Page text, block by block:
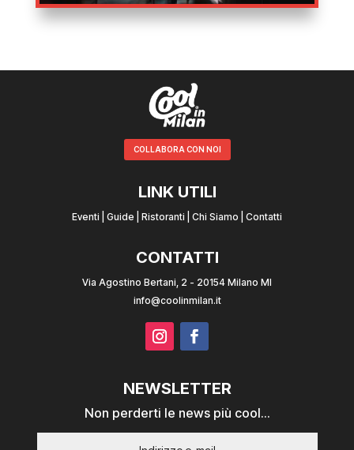
COLLABORA CON NOI
LINK UTILI
Eventi Guide Ristoranti Chi Siamo Contatti
CONTATTI
Via Agostino Bertani, 2 - 20154 Milano MI
info@coolinmilan.it
NEWSLETTER
Non perderti le news più cool...